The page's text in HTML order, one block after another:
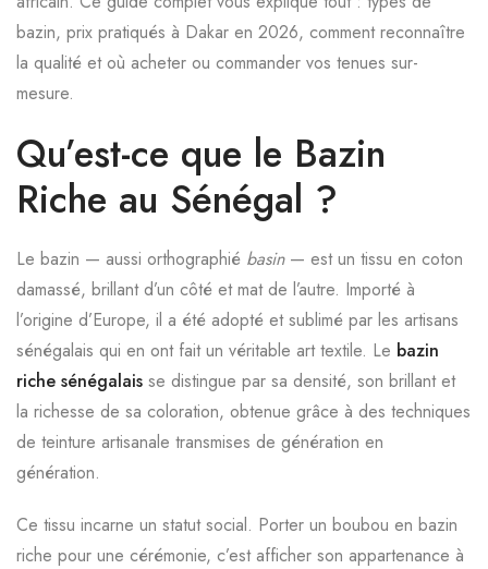
bazin, prix pratiqués à Dakar en 2026, comment reconnaître
la qualité et où acheter ou commander vos tenues sur-
mesure.
Qu’est-ce que le Bazin
Riche au Sénégal ?
Le bazin — aussi orthographié basin— est un tissu en coton
damassé, brillant d’un côté et mat de l’autre. Importé à
l’origine d’Europe, il a été adopté et sublimé par les artisans
sénégalais qui en ont fait un véritable art textile. Le bazin
riche sénégalais se distingue par sa densité, son brillant et
la richesse de sa coloration, obtenue grâce à des techniques
de teinture artisanale transmises de génération en
génération.
Ce tissu incarne un statut social. Porter un boubou en bazin
riche pour une cérémonie, c’est afficher son appartenance à